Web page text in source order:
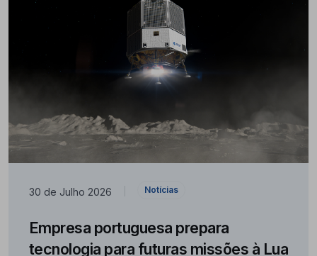
30 de Julho 2026 Notícias
Empresa portuguesa prepara
tecnologia para futuras missões à Lua